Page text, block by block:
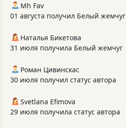
Mh Fav
01 августа получил Белый жемчуг
Наталья Бикетова
31 июля получила Белый жемчуг
Роман Цивинскас
30 июля получил статус автора
Svetlana Efimova
29 июля получила статус автора